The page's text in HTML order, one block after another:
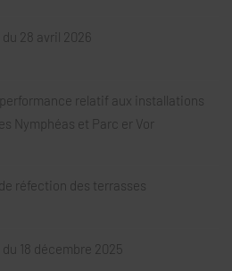
28 avril 2026
relatif aux installations
Nymphéas et Parc er Vor
réfection des terrasses
18 décembre 2025